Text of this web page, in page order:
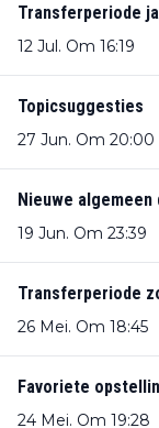
Transferperiode
12 Jul. Om 16:19
Topicsuggesties
27 Jun. Om 20:00
Nieuwe
19 Jun. Om 23:39
Transferperiode
26 Mei. Om 18:45
Favoriete
24 Mei. Om 19:28